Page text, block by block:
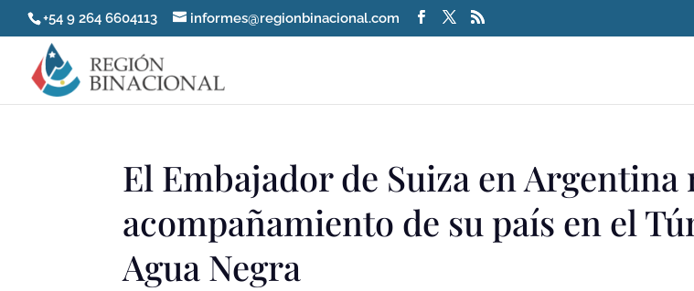
+54 9 264 6604113 informes@regionbinacional.com
El Embajador de Suiza en Argentina
acompañamiento de su país en el
Agua Negra